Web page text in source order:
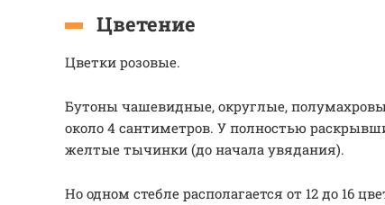
Цветение
Цветки розовые.
Бутоны чашевидные, округлые,
около 4 сантиметров. У полностью
желтые тычинки (до начала увядания).
Но одном стебле располагается от 12 до 16